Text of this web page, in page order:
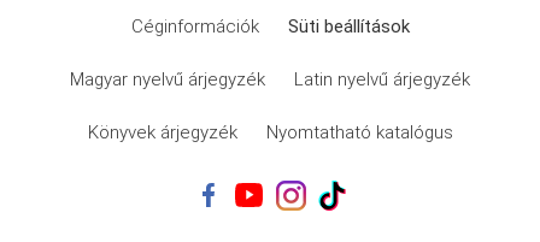
Céginformációk Süti beállítások
Magyar nyelvű árjegyzék Latin nyelvű árjegyzék
Könyvek árjegyzék Nyomtatható katalógus